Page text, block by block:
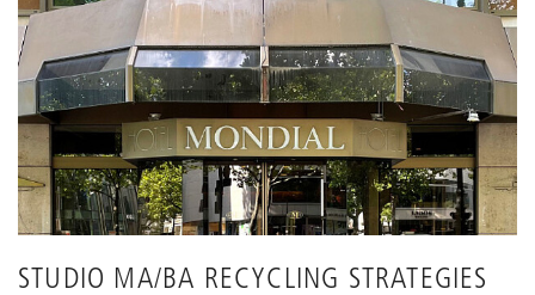
STUDIO MA/BA RECYCLING STRATEGIES